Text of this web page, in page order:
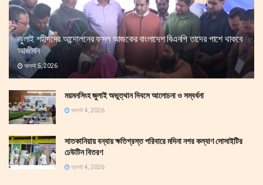
জুলাই শহীদদের আন্দোলনের ফসল আজকের বাংলাদেশ বিএনপি তাদের পাশে থাকবে
আজীবন
আগস্ট 5, 2026
ময়মনসিংহ জুলাই অভুত্থান দিবসে আলোচনা ও সম্বর্ধনা
আগস্ট 4, 2026
সাতকানিয়ায় বন্যায় ক্ষতিগ্রস্ত পরিবারে মদিনা নগর কল্যাণ সোসাইটির
ঢেউটিন বিতরণ
আগস্ট 4, 2026